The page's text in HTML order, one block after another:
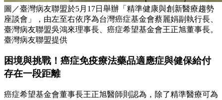
圖／臺灣病友聯盟於5月17日舉辦「精準健康與創新醫療趨勢
座談會」，由左至右依序為台灣癌症基金會蔡麗娟副執行長、
臺灣病友聯盟吳鴻來理事長、癌症希望基金會王正旭董事長。
臺灣病友聯盟提供
困境與挑戰！癌症免疫療法藥品適應症與健保給付
存在一段距離
癌症希望基金會董事長王正旭醫師則認為，除了精準醫療可為